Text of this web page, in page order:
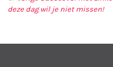
BERICHT
deze dag wil je niet missen!